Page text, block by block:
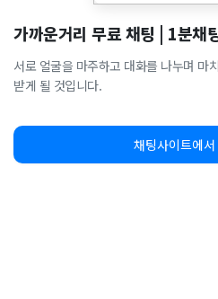
가까운거리 무료 채팅 | 1분채
서로 얼굴을 마주하고 대화를 나누며 마
받게 될 것입니다.
채팅사이트에